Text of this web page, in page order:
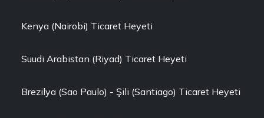
Kenya (Nairobi) Ticaret Heyeti
Suudi Arabistan (Riyad) Ticaret Heyeti
Brezilya (Sao Paulo) - Şili (Santiago) Ticaret Heyeti